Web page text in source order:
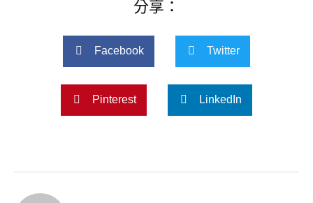
分享：
Facebook Twitter
Pinterest LinkedIn